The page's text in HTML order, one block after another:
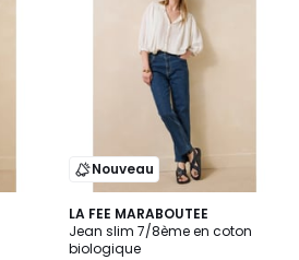
Nouveau
LA FEE MARABOUTEE
Jean slim 7/8ème en coton
biologique